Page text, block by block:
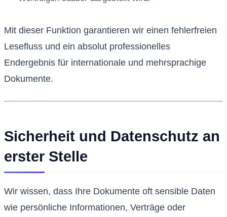
Mit dieser Funktion garantieren wir einen fehlerfreien
Lesefluss und ein absolut professionelles
Endergebnis für internationale und mehrsprachige
Dokumente.
Sicherheit und Datenschutz an
erster Stelle
Wir wissen, dass Ihre Dokumente oft sensible Daten
wie persönliche Informationen, Verträge oder